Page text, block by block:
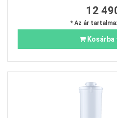
12
* Az ár
Kosárba